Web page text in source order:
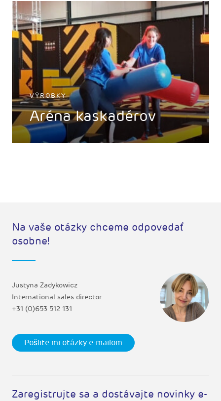
VÝROBKY
Aréna kaskadérov
Na vaše otázky chceme odpovedať
osobne!
Justyna Zadykowicz
International sales director
+31 (0)653 512 131
Pošlite mi otázky e-mailom
Zaregistrujte sa a dostávajte novinky e-